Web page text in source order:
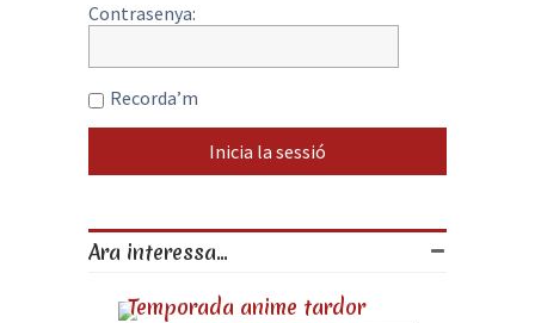
Contrasenya:
Recorda’m
Ara interessa...
Temporada anime tardor